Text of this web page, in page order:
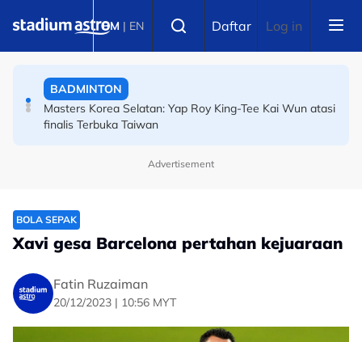
BM | EN Daftar Log in
(Terkini) Danish Iftikhar muncul antara lapan pelari pecut
BADMINTON
Masters Korea Selatan: Yap Roy King-Tee Kai Wun atasi
finalis Terbuka Taiwan
Advertisement
BOLA SEPAK
Xavi gesa Barcelona pertahan kejuaraan
Fatin Ruzaiman
20/12/2023 | 10:56 MYT